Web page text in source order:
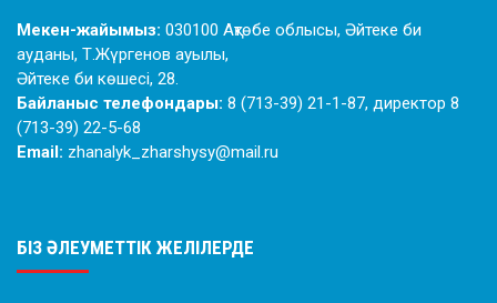
Мекен-жайымыз: 030100 Ақтөбе облысы, Әйтеке би
ауданы, Т.Жүргенов ауылы,
Әйтеке би көшесі, 28.
Байланыс телефондары: 8 (713-39) 21-1-87, директор 8
(713-39) 22-5-68
Email: zhanalyk_zharshysy@mail.ru
БІЗ ӘЛЕУМЕТТІК ЖЕЛІЛЕРДЕ